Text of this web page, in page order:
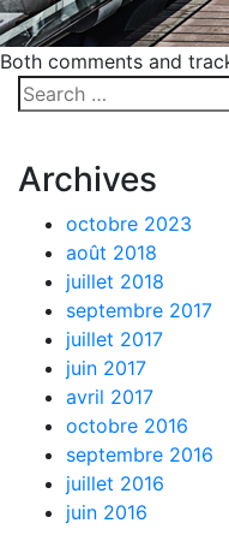
Both comments and
Archives
octobre 2023
août 2018
juillet 2018
septembre 2017
juillet 2017
juin 2017
avril 2017
octobre 2016
septembre 2016
juillet 2016
juin 2016